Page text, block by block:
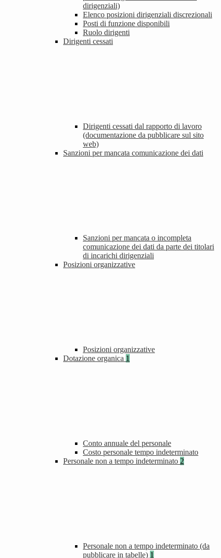
dirigenziali)
Elenco posizioni dirigenziali discrezionali
Posti di funzione disponibili
Ruolo dirigenti
Dirigenti cessati
Dirigenti cessati dal rapporto di lavoro
(documentazione da pubblicare sul sito
web)
Sanzioni per mancata comunicazione dei dati
Sanzioni per mancata o incompleta
comunicazione dei dati da parte dei titolari
di incarichi dirigenziali
Posizioni organizzative
Posizioni organizzative
Dotazione organica 1
Conto annuale del personale
Costo personale tempo indeterminato
Personale non a tempo indeterminato 2
Personale non a tempo indeterminato (da
pubblicare in tabelle) 1